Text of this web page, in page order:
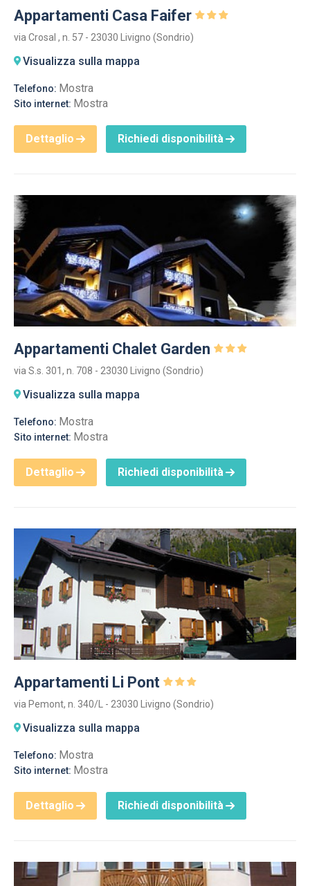
Appartamenti Casa Faifer
via Crosal , n. 57 - 23030 Livigno (Sondrio)
Visualizza sulla mappa
Telefono: Mostra
Sito internet: Mostra
Dettaglio Richiedi disponibilità
Appartamenti Chalet Garden
via S.s. 301, n. 708 - 23030 Livigno (Sondrio)
Visualizza sulla mappa
Telefono: Mostra
Sito internet: Mostra
Dettaglio Richiedi disponibilità
Appartamenti Li Pont
via Pemont, n. 340/L - 23030 Livigno (Sondrio)
Visualizza sulla mappa
Telefono: Mostra
Sito internet: Mostra
Dettaglio Richiedi disponibilità